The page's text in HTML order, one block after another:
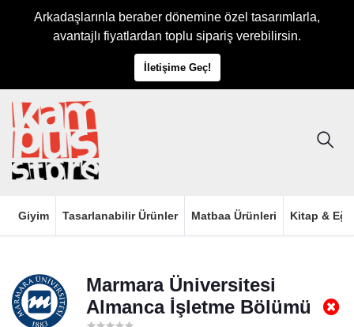
Arkadaşlarınla beraber dönemine özel tasarımlarla,
avantajlı fiyatlardan toplu sipariş verebilirsin.
İletişime Geç!
Giyim Tasarlanabilir Ürünler Matbaa Ürünleri Kitap &
Marmara Üniversitesi
Almanca İşletme Bölümü